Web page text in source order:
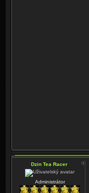
Dzin Tea Racer
Administrátor